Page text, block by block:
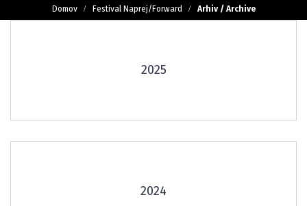
Domov Festival Naprej/Forward Arhiv / Archive
2025
2024